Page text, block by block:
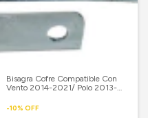
Bisagra Cofre Compatible Con
Vento 2014-2021/ Polo 2013-
-10% OFF